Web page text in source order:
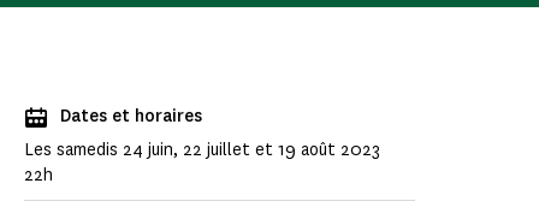
Dates et horaires
Les samedis 24 juin, 22 juillet et 19 août 2023
22h